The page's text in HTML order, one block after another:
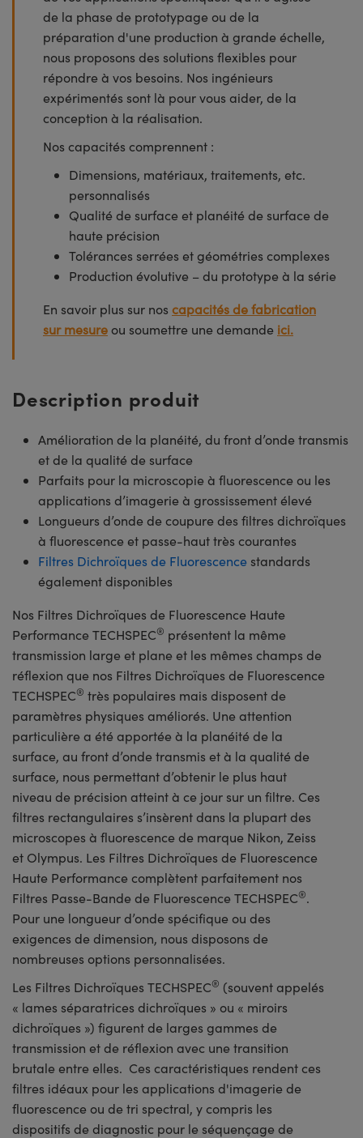
de la phase de prototypage ou de la
préparation d'une production à grande échelle,
nous proposons des solutions flexibles pour
répondre à vos besoins. Nos ingénieurs
expérimentés sont là pour vous aider, de la
conception à la réalisation.
Nos capacités comprennent :
Dimensions, matériaux, traitements, etc.
personnalisés
Qualité de surface et planéité de surface de
haute précision
Tolérances serrées et géométries complexes
Production évolutive – du prototype à la série
En savoir plus sur nos capacités de fabrication
sur mesure ou soumettre une demande ici.
Description produit
Amélioration de la planéité, du front d’onde transmis
et de la qualité de surface
Parfaits pour la microscopie à fluorescence ou les
applications d’imagerie à grossissement élevé
Longueurs d’onde de coupure des filtres dichroïques
à fluorescence et passe-haut très courantes
Filtres Dichroïques de Fluorescence standards
également disponibles
Nos Filtres Dichroïques de Fluorescence Haute
Performance TECHSPEC® présentent la même
transmission large et plane et les mêmes champs de
réflexion que nos Filtres Dichroïques de Fluorescence
TECHSPEC® très populaires mais disposent de
paramètres physiques améliorés. Une attention
particulière a été apportée à la planéité de la
surface, au front d’onde transmis et à la qualité de
surface, nous permettant d’obtenir le plus haut
niveau de précision atteint à ce jour sur un filtre. Ces
filtres rectangulaires s’insèrent dans la plupart des
microscopes à fluorescence de marque Nikon, Zeiss
et Olympus. Les Filtres Dichroïques de Fluorescence
Haute Performance complètent parfaitement nos
Filtres Passe-Bande de Fluorescence TECHSPEC®.
Pour une longueur d’onde spécifique ou des
exigences de dimension, nous disposons de
nombreuses options personnalisées.
Les Filtres Dichroïques TECHSPEC® (souvent appelés
« lames séparatrices dichroïques » ou « miroirs
dichroïques ») figurent de larges gammes de
transmission et de réflexion avec une transition
brutale entre elles. Ces caractéristiques rendent ces
filtres idéaux pour les applications d'imagerie de
fluorescence ou de tri spectral, y compris les
dispositifs de diagnostic pour le séquençage de